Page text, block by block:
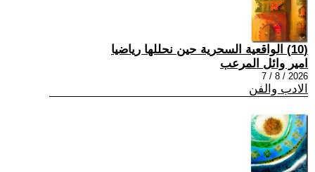
(10) الواقعية السحرية حين نحللها رياضيا
امير وائل المرعب
2026 / 8 / 7
الادب والفن